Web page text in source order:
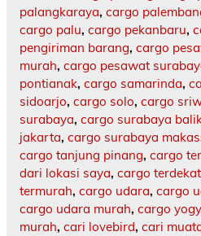
palangkaraya, cargo
cargo palu, cargo pekanbaru,
pengiriman barang, cargo
murah, cargo pesawat
pontianak, cargo samarinda,
sidoarjo, cargo solo, cargo
surabaya, cargo surabaya
jakarta, cargo surabaya
cargo tanjung pinang, cargo
dari lokasi saya, cargo
termurah, cargo udara, cargo
cargo udara murah, cargo
murah, cari lovebird, cari